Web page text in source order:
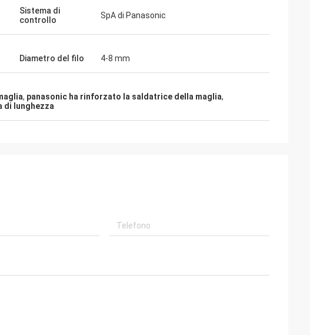
Sistema di
controllo
SpA di Panasonic
Diametro del filo 4-8 mm
, panasonic ha rinforzato la saldatrice della maglia,
di lunghezza